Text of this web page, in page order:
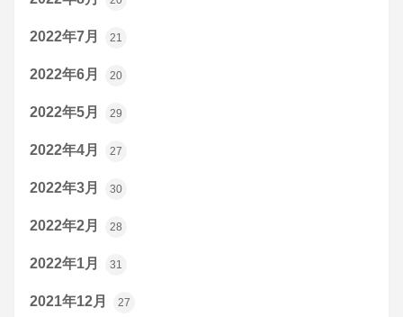
2022年7月 21
2022年6月 20
2022年5月 29
2022年4月 27
2022年3月 30
2022年2月 28
2022年1月 31
2021年12月 27